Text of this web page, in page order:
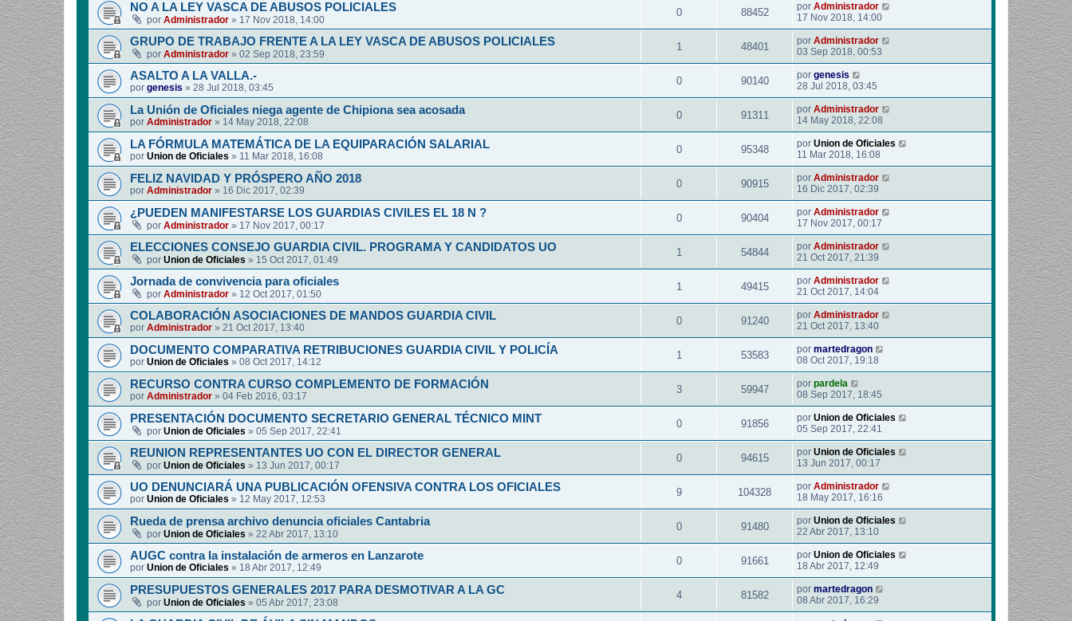
NO A LA LEY VASCA DE ABUSOS POLICIALES
por Administrador » 17 Nov 2018, 14:00
0 88452 por Administrador
17 Nov 2018, 14:00
GRUPO DE TRABAJO FRENTE A LA LEY VASCA DE ABUSOS POLICIALES
por Administrador » 02 Sep 2018, 23:59
1 48401 por Administrador
03 Sep 2018, 00:53
ASALTO A LA VALLA.-
por genesis » 28 Jul 2018, 03:45
0 90140 por genesis
28 Jul 2018, 03:45
La Unión de Oficiales niega agente de Chipiona sea acosada
por Administrador » 14 May 2018, 22:08
0 91311 por Administrador
14 May 2018, 22:08
LA FÓRMULA MATEMÁTICA DE LA EQUIPARACIÓN SALARIAL
por Union de Oficiales » 11 Mar 2018, 16:08
0 95348 por Union de Oficiales
11 Mar 2018, 16:08
FELIZ NAVIDAD Y PRÓSPERO AÑO 2018
por Administrador » 16 Dic 2017, 02:39
0 90915 por Administrador
16 Dic 2017, 02:39
¿PUEDEN MANIFESTARSE LOS GUARDIAS CIVILES EL 18 N ?
por Administrador » 17 Nov 2017, 00:17
0 90404 por Administrador
17 Nov 2017, 00:17
ELECCIONES CONSEJO GUARDIA CIVIL. PROGRAMA Y CANDIDATOS UO
por Union de Oficiales » 15 Oct 2017, 01:49
1 54844 por Administrador
21 Oct 2017, 21:39
Jornada de convivencia para oficiales
por Administrador » 12 Oct 2017, 01:50
1 49415 por Administrador
21 Oct 2017, 14:04
COLABORACIÓN ASOCIACIONES DE MANDOS GUARDIA CIVIL
por Administrador » 21 Oct 2017, 13:40
0 91240 por Administrador
21 Oct 2017, 13:40
DOCUMENTO COMPARATIVA RETRIBUCIONES GUARDIA CIVIL Y POLICÍA
por Union de Oficiales » 08 Oct 2017, 14:12
1 53583 por martedragon
08 Oct 2017, 19:18
RECURSO CONTRA CURSO COMPLEMENTO DE FORMACIÓN
por Administrador » 04 Feb 2016, 03:17
3 59947 por pardela
08 Sep 2017, 18:45
PRESENTACIÓN DOCUMENTO SECRETARIO GENERAL TÉCNICO MINT
por Union de Oficiales » 05 Sep 2017, 22:41
0 91856 por Union de Oficiales
05 Sep 2017, 22:41
REUNION REPRESENTANTES UO CON EL DIRECTOR GENERAL
por Union de Oficiales » 13 Jun 2017, 00:17
0 94615 por Union de Oficiales
13 Jun 2017, 00:17
UO DENUNCIARÁ UNA PUBLICACIÓN OFENSIVA CONTRA LOS OFICIALES
por Union de Oficiales » 12 May 2017, 12:53
9 104328 por Administrador
18 May 2017, 16:16
Rueda de prensa archivo denuncia oficiales Cantabria
por Union de Oficiales » 22 Abr 2017, 13:10
0 91480 por Union de Oficiales
22 Abr 2017, 13:10
AUGC contra la instalación de armeros en Lanzarote
por Union de Oficiales » 18 Abr 2017, 12:49
0 91661 por Union de Oficiales
18 Abr 2017, 12:49
PRESUPUESTOS GENERALES 2017 PARA DESMOTIVAR A LA GC
por Union de Oficiales » 05 Abr 2017, 23:08
4 81582 por martedragon
08 Abr 2017, 16:29